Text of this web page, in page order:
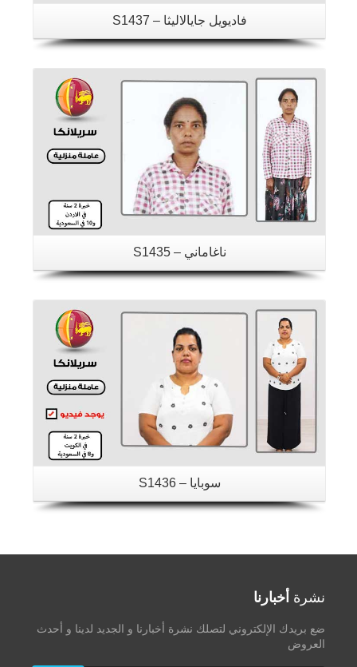
فاديويل جايالاليثا – S1437
ناغاماني – S1435
سوبايا – S1436
نشرة أخبارنا
ضع بريدك الإلكتروني لتصلك نشرة أخبارنا و الجديد لدينا و أحدث
العروض